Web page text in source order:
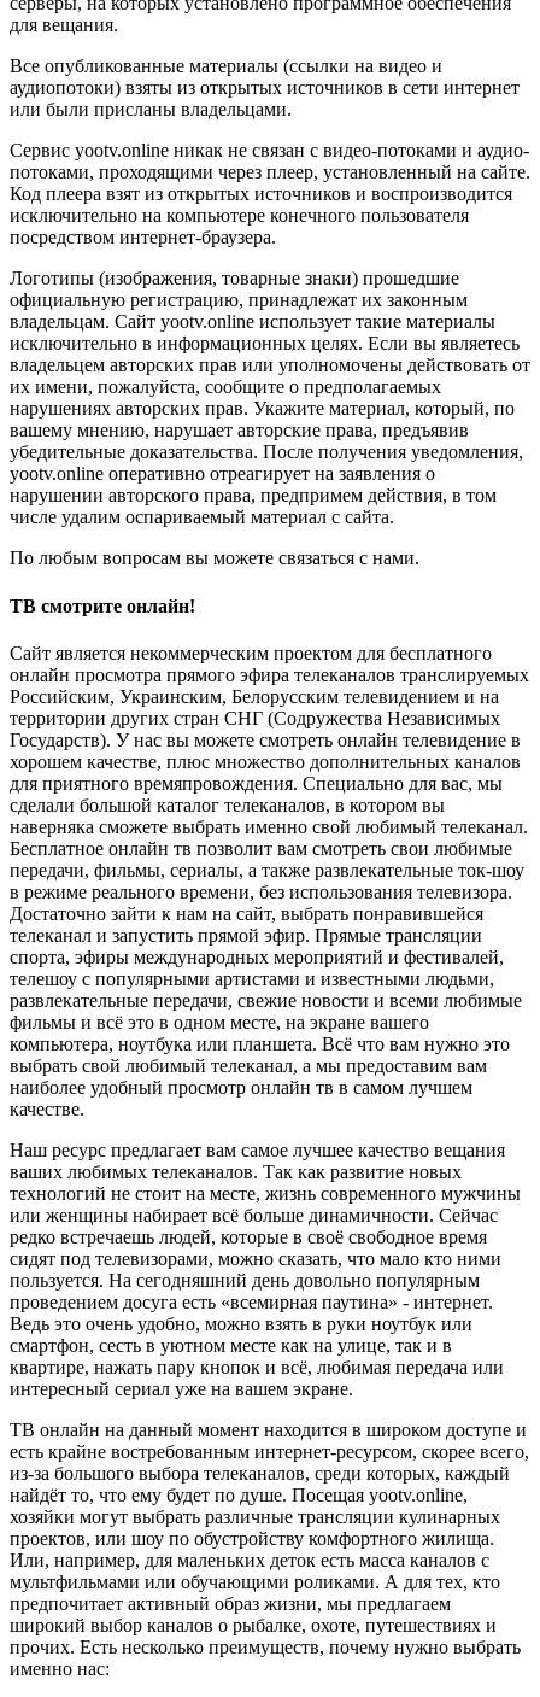
для вещания.
Все опубликованные материалы (ссылки на видео и
аудиопотоки) взяты из открытых источников в сети интернет
или были присланы владельцами.
Сервис yootv.online никак не связан с видео-потоками и аудио-
потоками, проходящими через плеер, установленный на сайте.
Код плеера взят из открытых источников и воспроизводится
исключительно на компьютере конечного пользователя
посредством интернет-браузера.
Логотипы (изображения, товарные знаки) прошедшие
официальную регистрацию, принадлежат их законным
владельцам. Сайт yootv.online использует такие материалы
исключительно в информационных целях. Если вы являетесь
владельцем авторских прав или уполномочены действовать от
их имени, пожалуйста, сообщите о предполагаемых
нарушениях авторских прав. Укажите материал, который, по
вашему мнению, нарушает авторские права, предъявив
убедительные доказательства. После получения уведомления,
yootv.online оперативно отреагирует на заявления о
нарушении авторского права, предпримем действия, в том
числе удалим оспариваемый материал с сайта.
По любым вопросам вы можете связаться с нами.
ТВ смотрите онлайн!
Сайт является некоммерческим проектом для бесплатного
онлайн просмотра прямого эфира телеканалов транслируемых
Российским, Украинским, Белорусским телевидением и на
территории других стран СНГ (Содружества Независимых
Государств). У нас вы можете смотреть онлайн телевидение в
хорошем качестве, плюс множество дополнительных каналов
для приятного времяпровождения. Специально для вас, мы
сделали большой каталог телеканалов, в котором вы
наверняка сможете выбрать именно свой любимый телеканал.
Бесплатное онлайн тв позволит вам смотреть свои любимые
передачи, фильмы, сериалы, а также развлекательные ток-шоу
в режиме реального времени, без использования телевизора.
Достаточно зайти к нам на сайт, выбрать понравившейся
телеканал и запустить прямой эфир. Прямые трансляции
спорта, эфиры международных мероприятий и фестивалей,
телешоу с популярными артистами и известными людьми,
развлекательные передачи, свежие новости и всеми любимые
фильмы и всё это в одном месте, на экране вашего
компьютера, ноутбука или планшета. Всё что вам нужно это
выбрать свой любимый телеканал, а мы предоставим вам
наиболее удобный просмотр онлайн тв в самом лучшем
качестве.
Наш ресурс предлагает вам самое лучшее качество вещания
ваших любимых телеканалов. Так как развитие новых
технологий не стоит на месте, жизнь современного мужчины
или женщины набирает всё больше динамичности. Сейчас
редко встречаешь людей, которые в своё свободное время
сидят под телевизорами, можно сказать, что мало кто ними
пользуется. На сегодняшний день довольно популярным
проведением досуга есть «всемирная паутина» - интернет.
Ведь это очень удобно, можно взять в руки ноутбук или
смартфон, сесть в уютном месте как на улице, так и в
квартире, нажать пару кнопок и всё, любимая передача или
интересный сериал уже на вашем экране.
ТВ онлайн на данный момент находится в широком доступе и
есть крайне востребованным интернет-ресурсом, скорее всего,
из-за большого выбора телеканалов, среди которых, каждый
найдёт то, что ему будет по душе. Посещая yootv.online,
хозяйки могут выбрать различные трансляции кулинарных
проектов, или шоу по обустройству комфортного жилища.
Или, например, для маленьких деток есть масса каналов с
мультфильмами или обучающими роликами. А для тех, кто
предпочитает активный образ жизни, мы предлагаем
широкий выбор каналов о рыбалке, охоте, путешествиях и
прочих. Есть несколько преимуществ, почему нужно выбрать
именно нас: